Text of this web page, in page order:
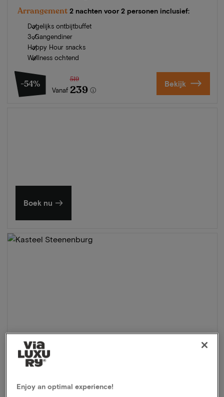
Arrangement 2 nachten voor 2 personen inclusief:
Dagelijks ontbijtbuffet
3-Gangendiner
Happy Hour snacks
Wellness ochtend
-54%
Vanaf
519
239 Bekijk
Boek nu
Kasteel Steenenburg★★★★
Enjoy an optimal experience!